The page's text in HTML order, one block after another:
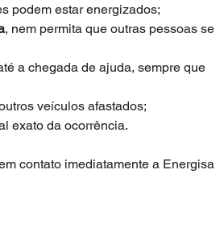
podem estar energizados;
, nem permita que outras pessoas se
a chegada de ajuda, sempre que
veículos afastados;
exato da ocorrência.
contato imediatamente a Energisa